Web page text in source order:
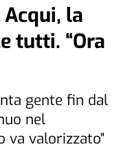
la
tutti. “Ora
gente fin dal
nel
va valorizzato"